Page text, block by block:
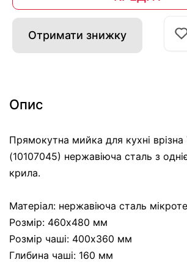
Отримати знижку
Опис
Прямокутна мийка для кухні врізна
(10107045) нержавіюча сталь з
крила.
Матеріал: нержавіюча сталь
Розмір: 460x480 мм
Розмір чаші: 400х360 мм
Глибина чаші: 160 мм